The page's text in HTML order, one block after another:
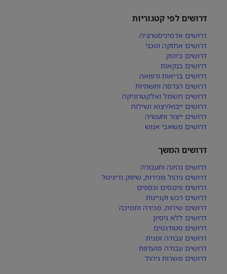
דרושים לפי קטגוריות
דרושים אדמיניסטרציה
דרושים אחזקה וטכני
דרושים ביוטק
דרושים בנקאות
דרושים בריאות ורפואה
דרושים הנדסה ותשתיות
דרושים חשמל ואלקטרוניקה
דרושים ייבוא/יצוא ושילוח
דרושים ייצור ותעשיה
דרושים משאבי אנוש
דרושים המשך
דרושים נהיגה ותעבורה
דרושים ניהול מכירות, שיווק ודיגיטל
דרושים פיננסים וכספים
דרושים רכש וקניינות
דרושים שירות, מכירה ותמיכה
דרושים ללא ניסיון
דרושים סטודנטים
דרושים עבודה זמנית
דרושים עבודה מועדפת
דרושים משרות ניהול